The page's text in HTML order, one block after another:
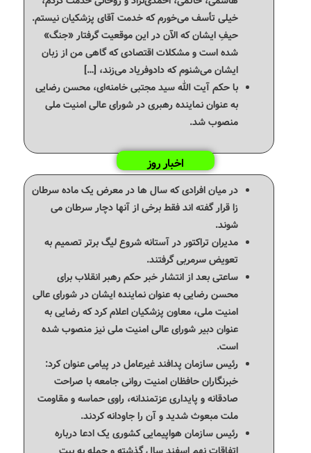
خیلی تأسف می‌خورم که خدمت آقای پزشکیان نیستم.
حیفِ ایشان که الآن در این موقعیت گرفتار «جنگ»
شده است و مشکلات اقتصادی که گاهی من از زبان
ایشان می‌شنوم که دادوفریاد می‌زند، […]
با حکم آیت الله سید مجتبی خامنه‌ای، محسن رضایی
به عنوان نماینده رهبری در شورای عالی امنیت ملی
منصوب شد.
اخبار روز
در میان افرادی که سال ها در معرض یک ماده سرطان
زا قرار گفته اند فقط برخی از آنها دچار سرطان می
شوند.
مدیران تراکتور در آستانه شروع لیگ برتر تصمیم به
تعویض سرمربی گرفتند.
ساعتی بعد از انتشار خبر حکم رهبر انقلاب برای
محسن رضایی به عنوان نماینده ایشان در شورای عالی
امنیت ملی، معاون پزشکیان اعلام کرد که رضایی به
عنوان دبیر شورای عالی امنیت ملی نیز منصوب شده
است.
رئیس سازمان پدافند غیرعامل در پیامی عنوان کرد:
خبرنگاران حافظان امنیت روانی جامعه با صراحت
صادقانه و پایداری عزتمندانه، راوی حماسه و مقاومت
ملت مبعوث‌ شدید و آن را جاودانه کردند.
رئیس سازمان هواپیمایی کشوری یک ادعا درباره